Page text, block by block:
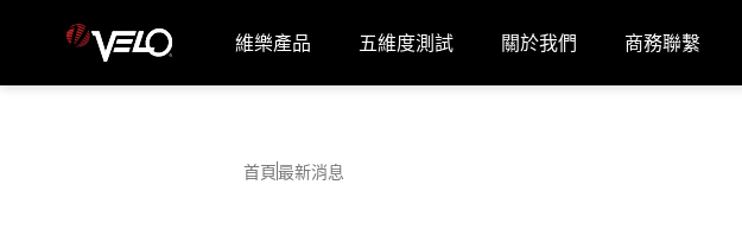
維樂產品 五維度測試 關於我們 商務聯繫
首頁最新消息